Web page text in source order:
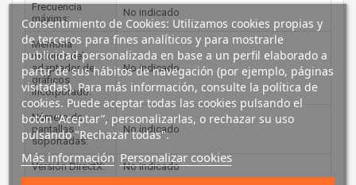
Frecuencia
máxima:
No indicado
Memoria
máxima del
adaptador de
gráficos
incorporado:
No indicado
Número de
pantallas
soportadas:
No indicado
Versión DirectX: No indicado
Consentimiento de Cookies: Utilizamos cookies propias y
de terceros para fines analíticos y para mostrarle
publicidad personalizada en base a un perfil elaborado a
partir de sus hábitos de navegación (por ejemplo, páginas
visitadas). Para más información, consulte la política de
cookies. Puede aceptar todas las cookies pulsando el
botón “Aceptar”, personalizarlas, o rechazar su uso
pulsando "Rechazar todas".
Más información Personalizar cookies